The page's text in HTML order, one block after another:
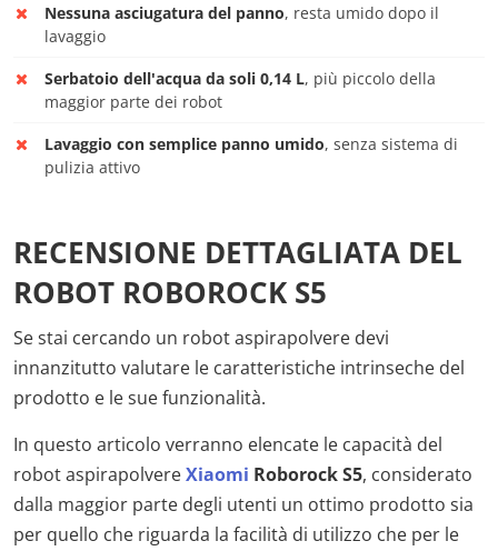
Nessuna asciugatura del panno, resta umido dopo il
lavaggio
Serbatoio dell'acqua da soli 0,14 L, più piccolo della
maggior parte dei robot
Lavaggio con semplice panno umido, senza sistema di
pulizia attivo
RECENSIONE DETTAGLIATA DEL
ROBOT ROBOROCK S5
Se stai cercando un robot aspirapolvere devi
innanzitutto valutare le caratteristiche intrinseche del
prodotto e le sue funzionalità.
In questo articolo verranno elencate le capacità del
robot aspirapolvereXiaomi Roborock S5, considerato
dalla maggior parte degli utenti un ottimo prodotto sia
per quello che riguarda la facilità di utilizzo che per le